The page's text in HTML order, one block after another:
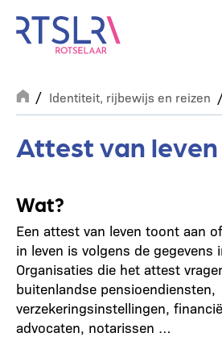
naar
inhoud
gaan
Breadcrumb
Identiteit, rijbewijs en reizen
Attest van leven
Wat?
Een attest van leven toont aan
in leven is volgens de gegevens
Organisaties die het attest
buitenlandse pensioendiensten,
verzekeringsinstellingen,
advocaten, notarissen …